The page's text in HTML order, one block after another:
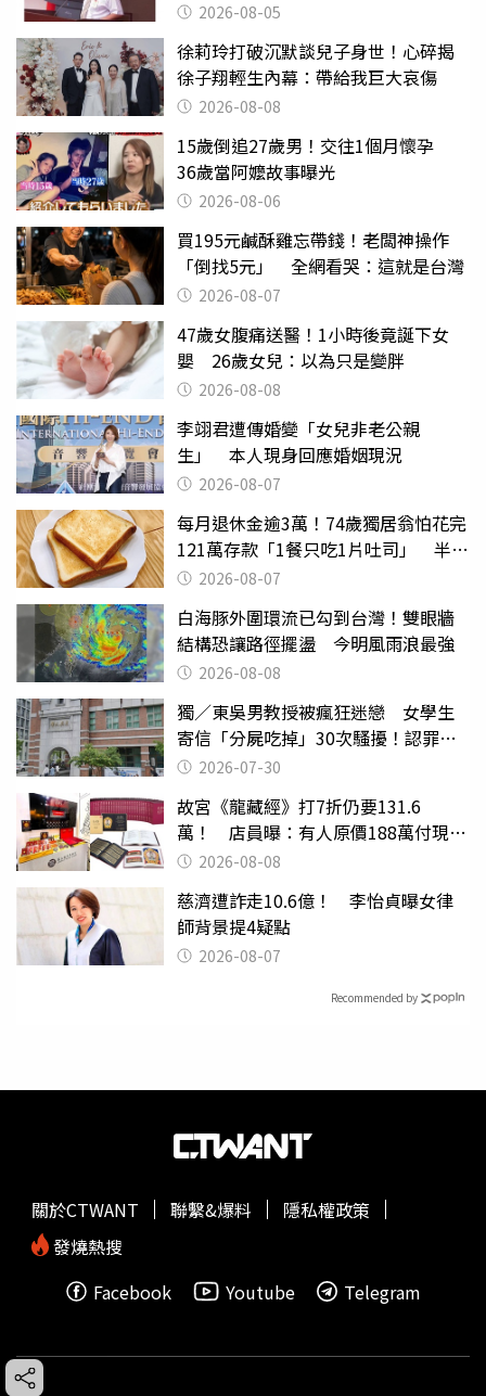
2026-08-05
徐莉玲打破沉默談兒子身世！心碎揭
徐子翔輕生內幕：帶給我巨大哀傷
2026-08-08
15歲倒追27歲男！交往1個月懷孕
36歲當阿嬤故事曝光
2026-08-06
買195元鹹酥雞忘帶錢！老闆神操作
「倒找5元」 全網看哭：這就是台灣
2026-08-07
47歲女腹痛送醫！1小時後竟誕下女
嬰 26歲女兒：以為只是變胖
2026-08-08
李翊君遭傳婚變「女兒非老公親
生」 本人現身回應婚姻現況
2026-08-07
每月退休金逾3萬！74歲獨居翁怕花完
121萬存款「1餐只吃1片吐司」 半年
後暴瘦嚇壞女兒
2026-08-07
白海豚外圍環流已勾到台灣！雙眼牆
結構恐讓路徑擺盪 今明風雨浪最強
2026-08-08
獨／東吳男教授被瘋狂迷戀 女學生
寄信「分屍吃掉」30次騷擾！認罪免
關 2026-07-30
故宮《龍藏經》打7折仍要131.6
萬！ 店員曝：有人原價188萬付現購
買 2026-08-08
慈濟遭詐走10.6億！ 李怡貞曝女律
師背景提4疑點
2026-08-07
Recommended by
關於CTWANT 聯繫&爆料
隱私權政策
發燒熱搜
Facebook
Youtube Telegram